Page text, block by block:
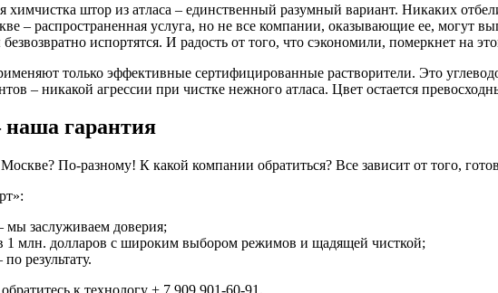
химчистка штор из атласа – единственный разумный вариант. Никаких
– распространенная услуга, но не все компании, оказывающие ее, могут
испортятся. И радость от того, что сэкономили, померкнет на
только эффективные сертифицированные растворители. Это
– никакой агрессии при чистке нежного атласа. Цвет остается
наша гарантия
По-разному! К какой компании обратиться? Все зависит от того,
мы заслуживаем доверия;
1 млн. долларов с широким выбором режимов и щадящей чисткой;
результату.